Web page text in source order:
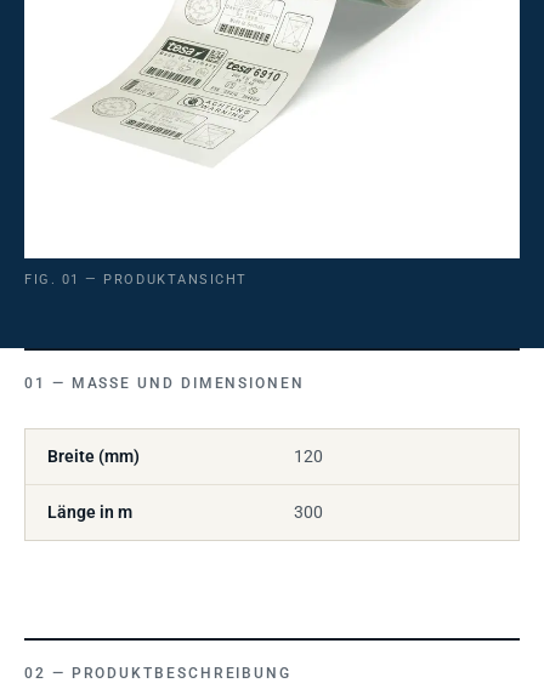
FIG. 01 — PRODUKTANSICHT
MASSE UND DIMENSIONEN
Breite (mm) 120
Länge in m 300
PRODUKTBESCHREIBUNG